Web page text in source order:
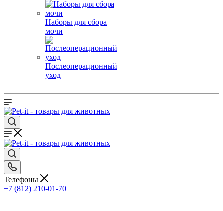
Наборы для сбора
мочи
Послеоперационный
уход
Телефоны
+7 (812) 210-01-70